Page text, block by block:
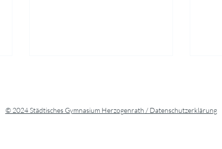
© 2024 Städtisches Gymnasium Herzogenrath / Datenschutzerklärung